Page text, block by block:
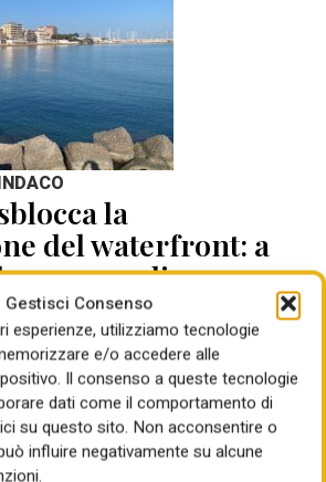
Gestisci Consenso
esperienze, utilizziamo tecnologie
e/o accedere alle
Il consenso a queste tecnologie
dati come il comportamento di
su questo sito. Non acconsentire o
influire negativamente su alcune
la
del waterfront: a
di
Mauro Giansante